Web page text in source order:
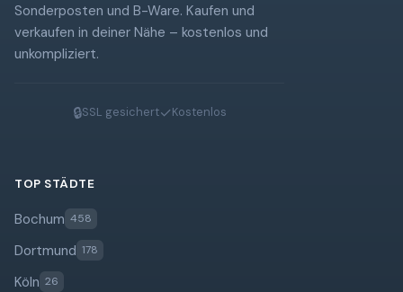
Sonderposten und B-Ware. Kaufen und
verkaufen in deiner Nähe – kostenlos und
unkompliziert.
🔒SSL gesichert✓Kostenlos
TOP STÄDTE
Bochum 458
Dortmund 178
Köln 26